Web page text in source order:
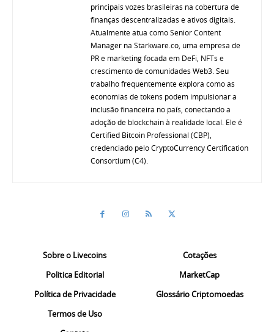
principais vozes brasileiras na cobertura de
finanças descentralizadas e ativos digitais.
Atualmente atua como Senior Content
Manager na Starkware.co, uma empresa de
PR e marketing focada em DeFi, NFTs e
crescimento de comunidades Web3. Seu
trabalho frequentemente explora como as
economias de tokens podem impulsionar a
inclusão financeira no país, conectando a
adoção de blockchain à realidade local. Ele é
Certified Bitcoin Professional (CBP),
credenciado pelo CryptoCurrency Certification
Consortium (C4).
Sobre o Livecoins
Politica Editorial
Política de Privacidade
Termos de Uso
Cotações
MarketCap
Glossário Criptomoedas